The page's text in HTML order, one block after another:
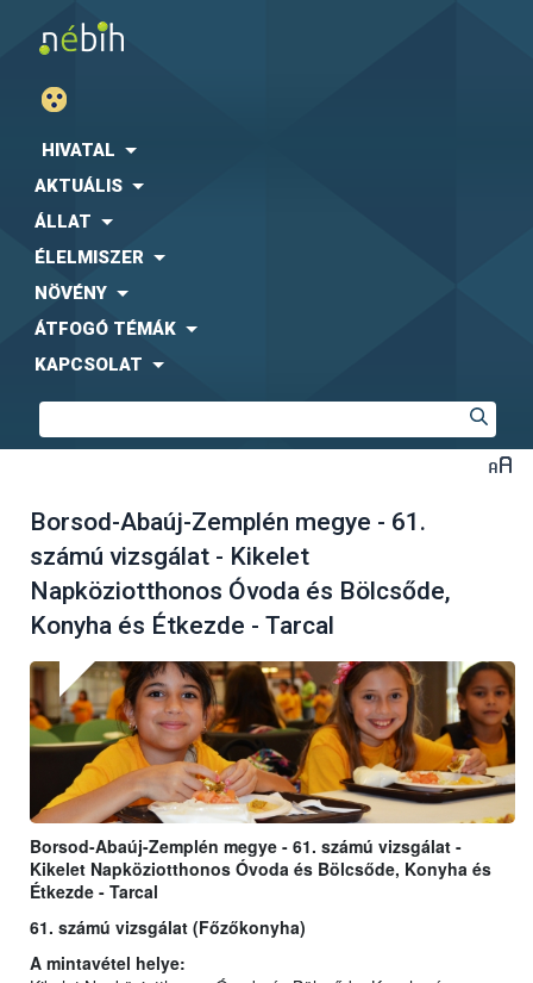
HIVATAL
AKTUÁLIS
ÁLLAT
ÉLELMISZER
NÖVÉNY
ÁTFOGÓ TÉMÁK
KAPCSOLAT
Borsod-Abaúj-Zemplén megye - 61.
számú vizsgálat - Kikelet
Napköziotthonos Óvoda és Bölcsőde,
Konyha és Étkezde - Tarcal
Borsod-Abaúj-Zemplén megye - 61. számú vizsgálat -
Kikelet Napköziotthonos Óvoda és Bölcsőde, Konyha és
Étkezde - Tarcal
61. számú vizsgálat (Főzőkonyha)
A mintavétel helye: